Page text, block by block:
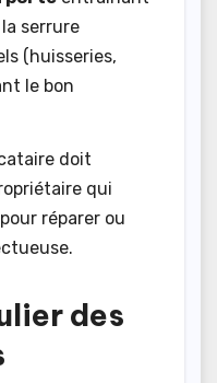
serrure
(huisseries,
le bon
doit
qui
réparer ou
des